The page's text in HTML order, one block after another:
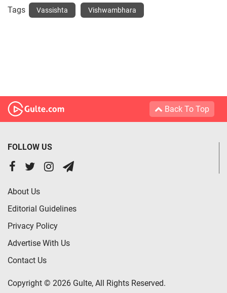
Tags Vassishta Vishwambhara
Back To Top
FOLLOW US
About Us
Editorial Guidelines
Privacy Policy
Advertise With Us
Contact Us
Copyright © 2026 Gulte, All Rights Reserved.